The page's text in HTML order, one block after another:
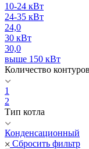
10-24 кВт
24-35 кВт
24,0
30 кВт
30,0
выше 150 кВт
Количество
1
2
Тип котла
Конденсационный
Сбросить фильтр